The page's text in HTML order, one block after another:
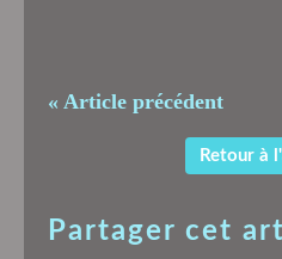
« Article précédent
Retour à
Partager cet